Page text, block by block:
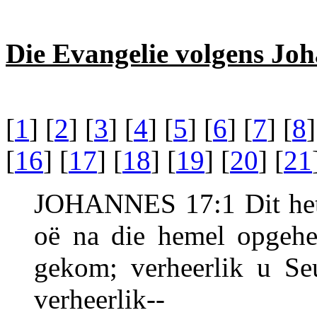
Die Evangelie volgens
[1] [2] [3] [4] [5] [6] [7] [8
[16] [17] [18] [19] [20] [21
JOHANNES 17:1 Dit
oë na die hemel
gekom; verheerlik u
verheerlik--